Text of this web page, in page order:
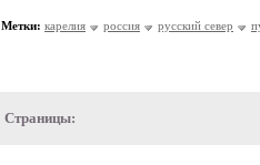
Метки: карелия россия русский север
Страницы: